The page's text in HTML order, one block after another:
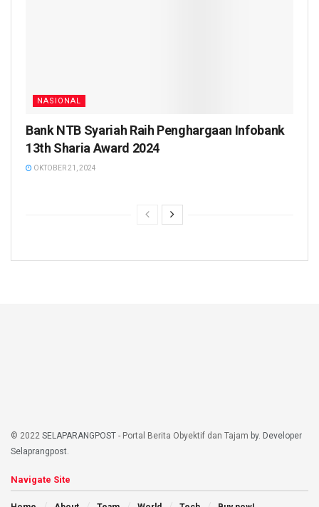
NASIONAL
Bank NTB Syariah Raih Penghargaan Infobank
13th Sharia Award 2024
OKTOBER 21, 2024
© 2022 SELAPARANGPOST - Portal Berita Obyektif dan Tajam by. Developer
Selaprangpost.
Navigate Site